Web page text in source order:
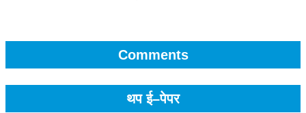
Comments
थप ई–पेपर